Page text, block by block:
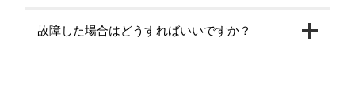
故障した場合はどうすればいいですか？